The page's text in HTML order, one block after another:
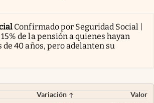
Confirmado por Seguridad Social |
de la pensión a quienes hayan
de 40 años, pero adelanten su
Variación
Valor